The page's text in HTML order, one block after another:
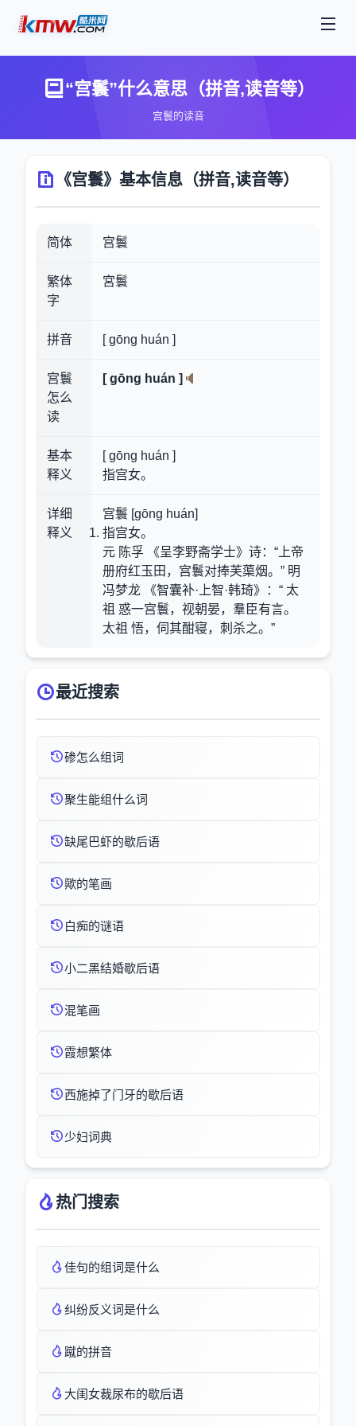
“宫鬟”什么意思（拼音,读音等）
宫鬟的读音
《宫鬟》基本信息（拼音,读音等）
简体 宫鬟
繁体
字
宮鬟
拼音 [ gōng huán ]
宫鬟
怎么
读
[ gōng huán ]
基本
释义
[ gōng huán ]
指宫女。
详细
释义
宫鬟 [gōng huán]
指宫女。
元 陈孚 《呈李野斋学士》诗：“上帝
册府红玉田，宫鬟对捧芙蕖烟。” 明
冯梦龙 《智囊补·上智·韩琦》：“ 太
祖 惑一宫鬟，视朝晏，羣臣有言。
太祖 悟，伺其酣寝，刺杀之。”
最近搜索
碜怎么组词
聚生能组什么词
缺尾巴虾的歇后语
歟的笔画
白痴的谜语
小二黑结婚歇后语
混笔画
霞想繁体
西施掉了门牙的歇后语
少妇词典
热门搜索
佳句的组词是什么
纠纷反义词是什么
蹴的拼音
大闺女裁尿布的歇后语